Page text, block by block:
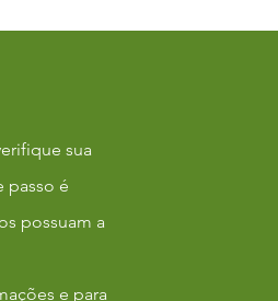
sua
passo é
possuam a
e para